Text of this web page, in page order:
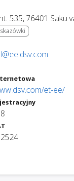
535,76401 Saku
et-ee/